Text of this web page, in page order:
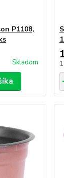
P1108,
Skladom